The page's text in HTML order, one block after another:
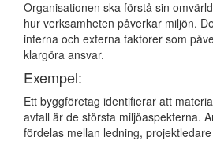
Organisationen ska förstå sin
hur verksamheten påverkar miljön.
interna och externa faktorer som
klargöra ansvar.
Exempel:
Ett byggföretag identifierar att
avfall är de största miljöaspekterna.
fördelas mellan ledning,